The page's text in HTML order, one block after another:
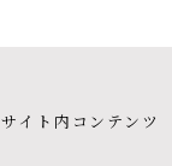
サイト内コンテンツ